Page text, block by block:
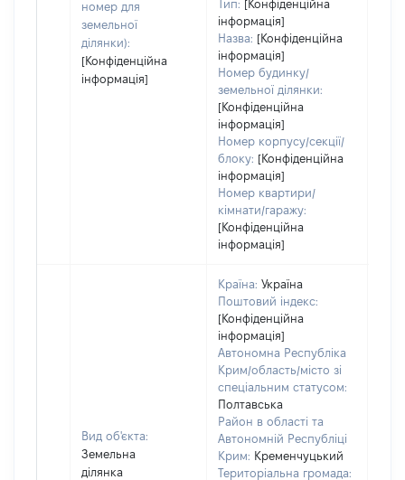
номер для
земельної
ділянки):
[Конфіденційна
інформація]
Тип: [Конфіденційна
інформація]
Назва: [Конфіденційна
інформація]
Номер будинку/
земельної ділянки:
[Конфіденційна
інформація]
Номер корпусу/секції/
блоку: [Конфіденційна
інформація]
Номер квартири/
кімнати/гаражу:
[Конфіденційна
інформація]
Вид об'єкта:
Земельна
ділянка
Країна: Україна
Поштовий індекс:
[Конфіденційна
інформація]
Автономна Республіка
Крим/область/місто зі
спеціальним статусом:
Полтавська
Район в області та
Автономній Республіці
Крим: Кременчуцький
Територіальна громада: